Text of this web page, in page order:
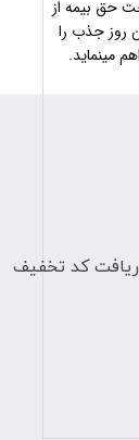
حق بیمه از
روز جذب را
مینماید.
کد تخفیف